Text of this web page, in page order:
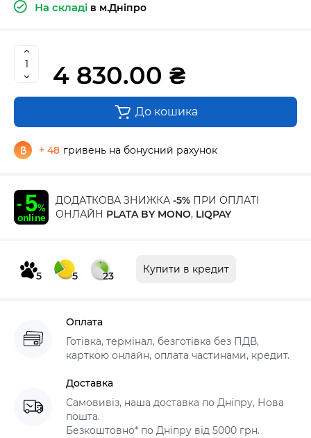
На складі в м.Дніпро
4 830.00 ₴
До кошика
+ 48 гривень на бонусний рахунок
ДОДАТКОВА ЗНИЖКА -5% ПРИ ОПЛАТІ
ОНЛАЙН PLATA BY MONO, LIQPAY
5 5 23
Купити в кредит
Оплата
Готівка, термінал, безготівка без ПДВ,
карткою онлайн, оплата частинами, кредит.
Доставка
Самовивіз, наша доставка по Дніпру, Нова
пошта.
Безкоштовно* по Дніпру від 5000 грн.